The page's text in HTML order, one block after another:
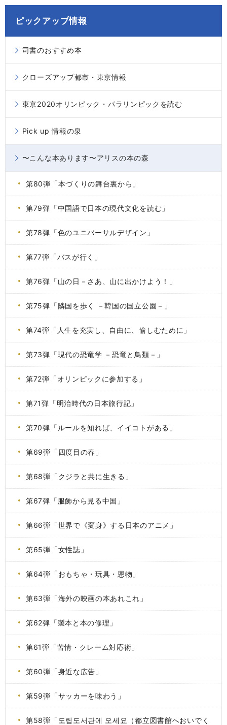
ピックアップ情報
司書のおすすめ本
クローズアップ都市・東京情報
東京2020オリンピック・パラリンピックを読む
Pick up 情報の泉
〜こんな本あります〜アリスの本の森
第80弾「本づくりの舞台裏から」
第79弾「中国語で日本の現代文化を読む」
第78弾「色のユニバーサルデザイン」
第77弾「バスが行く」
第76弾「山の日－さあ、山に出かけよう！」
第75弾「隣国を歩く －韓国の国立公園－」
第74弾「人生を充実し、自由に、愉しむために」
第73弾「現代の恐竜学 －恐竜と鳥類－」
第72弾「オリンピックに参加する」
第71弾「明治時代の日本旅行記」
第70弾「ルールを知れば、イイコトがある」
第69弾「四度目の春」
第68弾「クジラと共に生きる」
第67弾「服飾から見る中国」
第66弾「世界で《変身》する日本のアニメ」
第65弾「女性誌」
第64弾「おもちゃ・玩具・恩物」
第63弾「海外の映画の本あれこれ」
第62弾「製本と本の修理」
第61弾「苦情・クレーム対応術」
第60弾「身近な広告」
第59弾「サッカーを味わう」
第58弾「도립도서관에 오세요（都立図書館へおいでく